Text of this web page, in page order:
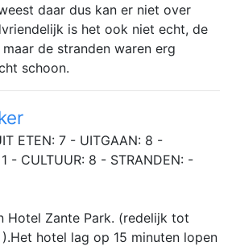
daar dus kan er niet over
is het ook niet echt, de
de stranden waren erg
schoon.
ETEN: 7 - UITGAAN: 8 -
- CULTUUR: 8 - STRANDEN: -
Hotel Zante Park. (redelijk tot
hotel lag op 15 minuten lopen